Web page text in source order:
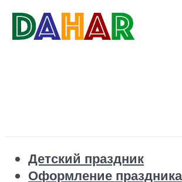
Детский праздник
Оформление праздника